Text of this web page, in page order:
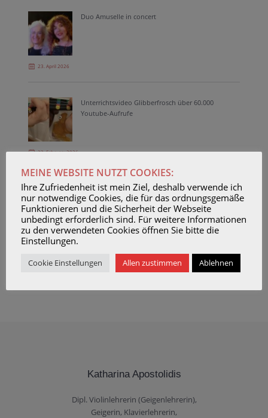
Duo Amuselle in concert
23. April 2026
Unterrichtsvideo Glibberfrosch über 60.000
Youtube-Aufrufe
23. February 2026
Das Archiv durchsuchen:
SUCHEN
NEWS-ARCHIV
Katharina Apostolidis
Dipl. Violinlehrerin (Geigenlehrerin),
Geigerin, Klavierlehrerin,
MEINE WEBSITE NUTZT COOKIES:
Ihre Zufriedenheit ist mein Ziel, deshalb verwende ich
nur notwendige Cookies, die für das ordnungsgemäße
Funktionieren und die Sicherheit der Webseite
unbedingt erforderlich sind. Für weitere Informationen
zu den verwendeten Cookies öffnen Sie bitte die
Einstellungen.
Cookie Einstellungen Allen zustimmen Ablehnen